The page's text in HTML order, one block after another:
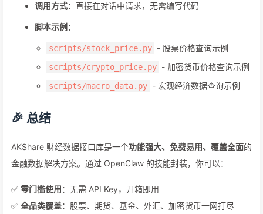
调用方式：直接在对话中请求，无需编写代码
脚本示例 ：
scripts/stock_price.py - 股票价格查询示例
scripts/crypto_price.py - 加密货币价格查询示例
scripts/macro_data.py - 宏观经济数据查询示例
🎉 总结
AKShare 财经数据接口库是一个功能强大、免费易用、覆盖全面的
金融数据解决方案。通过 OpenClaw 的技能封装，你可以：
✅ 零门槛使用：无需 API Key，开箱即用
✅ 全品类覆盖：股票、期货、基金、外汇、加密货币一网打尽